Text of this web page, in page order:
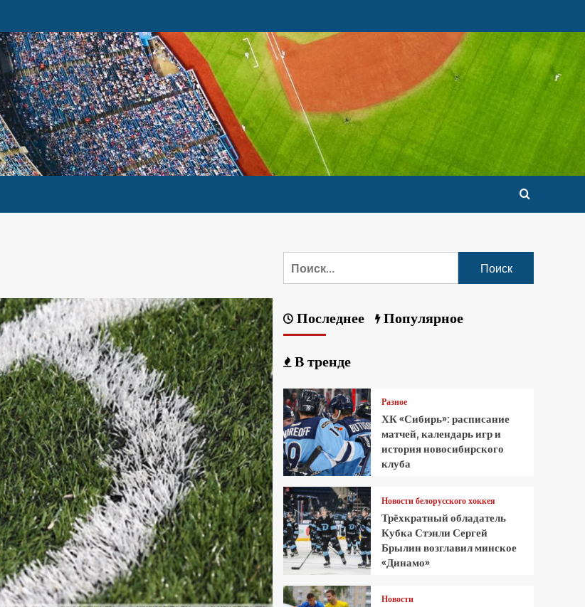
Последнее Популярное
В тренде
Разное
ХК «Сибирь»: расписание
матчей, календарь игр и
история новосибирского
клуба
Новости белорусского хоккея
Трёхкратный обладатель
Кубка Стэнли Сергей
Брылин возглавил минское
«Динамо»
Новости